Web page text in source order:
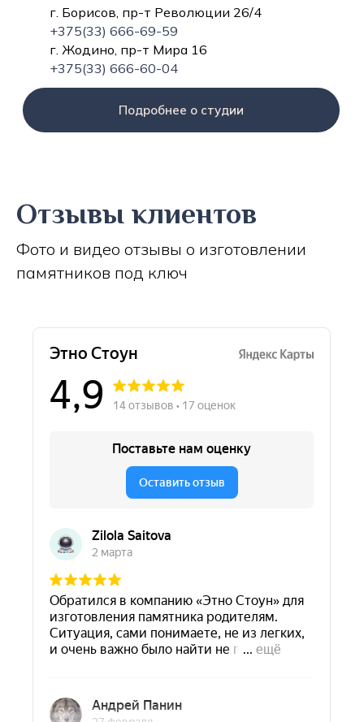
г. Борисов, пр-т Революции 26/4
+375(33) 666-69-59
г. Жодино, пр-т Мира 16
+375(33) 666-60-04
Подробнее о студии
Отзывы клиентов
Фото и видео отзывы о изготовлении
памятников под ключ